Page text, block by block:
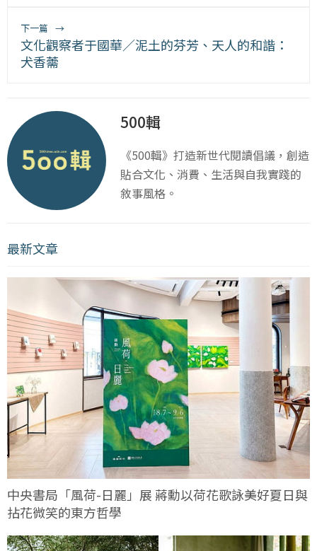
下一篇 →
文化觀察者于國華／泥土的芬芳、天人的和諧：
犬香薷
500輯
《500輯》打造新世代閱讀倡議，創造
貼合文化、消費、生活與自我實踐的
敘事風格。
最新文章
中央書局「風荷-日麗」展 蔣勳以荷花歌詠美好夏日與
拈花微笑的東方哲學